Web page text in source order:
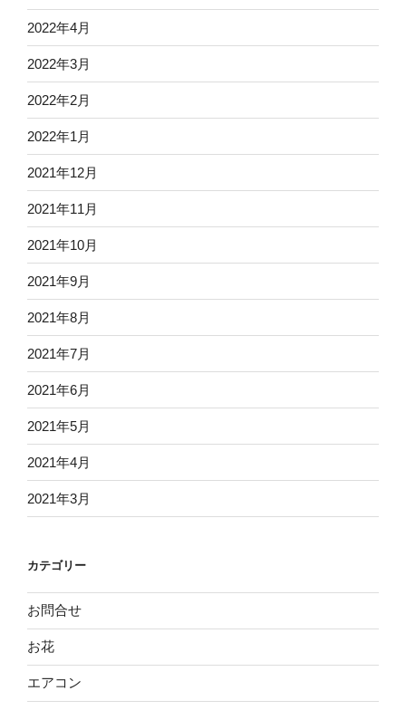
2022年4月
2022年3月
2022年2月
2022年1月
2021年12月
2021年11月
2021年10月
2021年9月
2021年8月
2021年7月
2021年6月
2021年5月
2021年4月
2021年3月
カテゴリー
お問合せ
お花
エアコン